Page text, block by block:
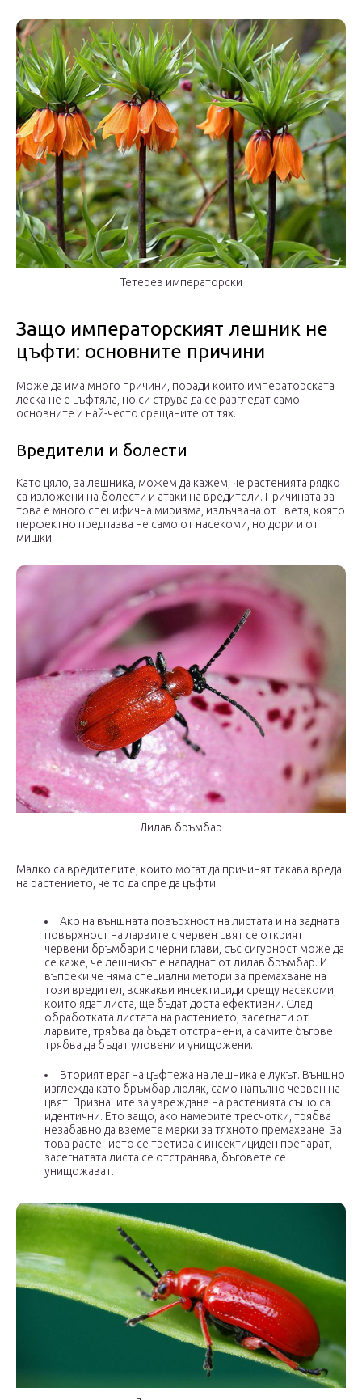
Тетерев императорски
Защо императорският лешник не
цъфти: основните причини
Може да има много причини, поради които императорската
леска не е цъфтяла, но си струва да се разгледат само
основните и най-често срещаните от тях.
Вредители и болести
Като цяло, за лешника, можем да кажем, че растенията рядко
са изложени на болести и атаки на вредители. Причината за
това е много специфична миризма, излъчвана от цветя, която
перфектно предпазва не само от насекоми, но дори и от
мишки.
Лилав бръмбар
Малко са вредителите, които могат да причинят такава вреда
на растението, че то да спре да цъфти:
Ако на външната повърхност на листата и на задната
повърхност на ларвите с червен цвят се открият
червени бръмбари с черни глави, със сигурност може да
се каже, че лешникът е нападнат от лилав бръмбар. И
въпреки че няма специални методи за премахване на
този вредител, всякакви инсектициди срещу насекоми,
които ядат листа, ще бъдат доста ефективни. След
обработката листата на растението, засегнати от
ларвите, трябва да бъдат отстранени, а самите бъгове
трябва да бъдат уловени и унищожени.
Вторият враг на цъфтежа на лешника е лукът. Външно
изглежда като бръмбар люляк, само напълно червен на
цвят. Признаците за увреждане на растенията също са
идентични. Ето защо, ако намерите тресчотки, трябва
незабавно да вземете мерки за тяхното премахване. За
това растението се третира с инсектициден препарат,
засегнатата листа се отстранява, бъговете се
унищожават.